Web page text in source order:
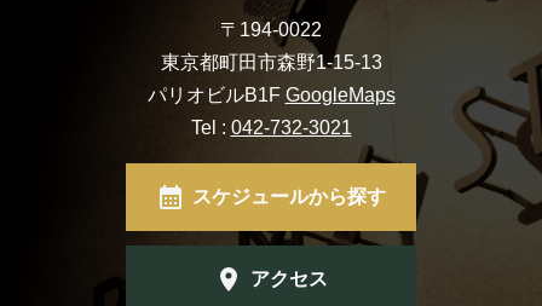
〒194-0022
東京都町田市森野1-15-13
パリオビルB1F GoogleMaps
Tel : 042-732-3021
スケジュールから探す
アクセス